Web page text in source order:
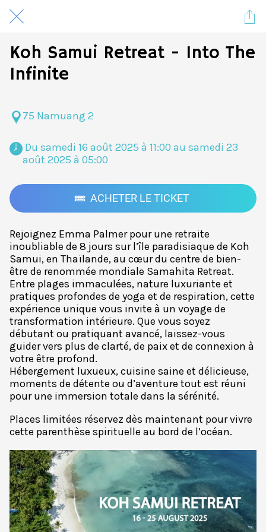
Koh Samui Retreat - Into The
Infinite
75 Namuang 2
août 2025 à 05:00
ACHETER LE TICKET
Rejoignez Emma Palmer pour une retraite
inoubliable de 8 jours sur l’île paradisiaque de Koh
Samui, en Thaïlande, au cœur du centre de bien-
être de renommée mondiale Samahita Retreat.
Entre plages immaculées, nature luxuriante et
pratiques profondes de yoga et de respiration, cette
expérience unique vous invite à un voyage de
transformation intérieure. Que vous soyez
débutant ou pratiquant avancé, laissez-vous
guider vers plus de clarté, de paix et de connexion à
votre être profond.
Hébergement luxueux, cuisine saine et délicieuse,
moments de détente ou d’aventure tout est réuni
pour une immersion totale dans la sérénité.
Places limitées réservez dès maintenant pour vivre
cette parenthèse spirituelle au bord de l’océan.